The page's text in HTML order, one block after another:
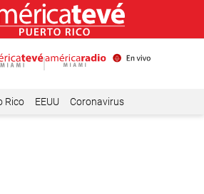
Rico EEUU Coronavirus